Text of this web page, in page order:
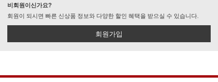
비회원이신가요?
회원이 되시면 빠른 신상품 정보와 다양한 할인 혜택을 받으실 수 있습니다.
회원가입